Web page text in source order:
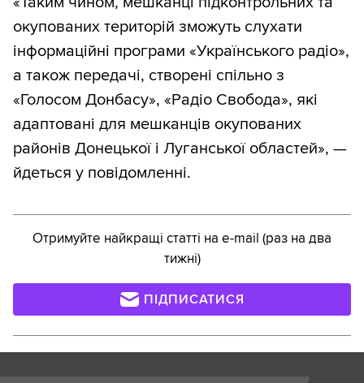
окупованих територій зможуть слухати
інформаційні програми «Українського радіо»,
а також передачі, створені спільно з
«Голосом Донбасу», «Радіо Свобода», які
адаптовані для мешканців окупованих
районів Донецької і Луганської областей», —
йдеться у повідомленні.
Отримуйте найкращі статті на e-mail (раз на два
тижні)
ПІДПИСАТИСЯ